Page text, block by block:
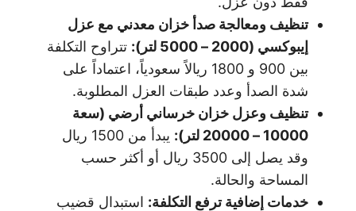
تنظيف ومعالجة صدأ خزان معدني مع عزل
إيبوكسي (2000 – 5000 لتر
): تتراوح التكلفة
بين 900 و 1800 ريالاً سعودياً، اعتماداً على
شدة الصدأ وعدد طبقات العزل المطلوبة.
تنظيف وعزل خزان خرساني أرضي (سعة
10000 – 20000 لتر
):
يبدأ من 1500 ريال
وقد يصل إلى 3500 ريال أو أكثر حسب
المساحة والحالة.
خدمات إضافية ترفع التكلفة: استبدال قضيب